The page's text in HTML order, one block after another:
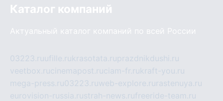
Каталог компаний
Актуальный каталог компаний по всей России
03223.ruufille.rukrasotata.ruprazdnikdushi.ru
veetbox.rucinemapost.ruciam-fr.rukraft-you.ru
mega-press.ru03223.ruweb-explore.ru rastenuya.ru
eurovision-russia.rustrah-news.rufreeride-team.ru